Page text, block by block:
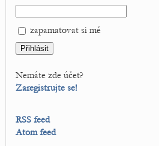
zapamatovat si mě
Nemáte zde účet?
Zaregistrujte se!
RSS feed
Atom feed